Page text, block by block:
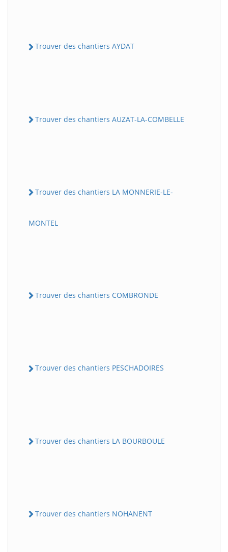
Trouver des chantiers AYDAT
Trouver des chantiers AUZAT-LA-COMBELLE
Trouver des chantiers LA MONNERIE-LE-
MONTEL
Trouver des chantiers COMBRONDE
Trouver des chantiers PESCHADOIRES
Trouver des chantiers LA BOURBOULE
Trouver des chantiers NOHANENT